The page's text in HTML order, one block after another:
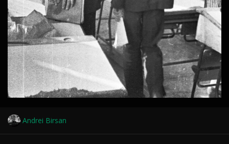
Andrei Birsan